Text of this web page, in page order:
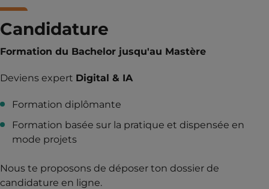
Candidature
Formation du Bachelor jusqu'au Mastère
Deviens expert Digital & IA
Formation diplômante
Formation basée sur la pratique et dispensée en
mode projets
Nous te proposons de déposer ton dossier de
candidature en ligne.